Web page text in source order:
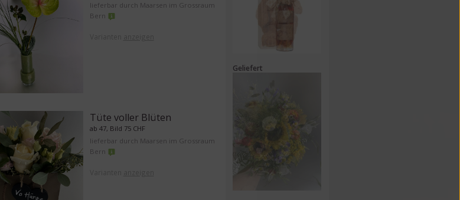
lieferbar durch Maarsen im Grossraum
Bern
Tüte voller Blüten
ab 47, Bild 75 CHF
lieferbar durch Maarsen im Grossraum
Bern
Geliefert